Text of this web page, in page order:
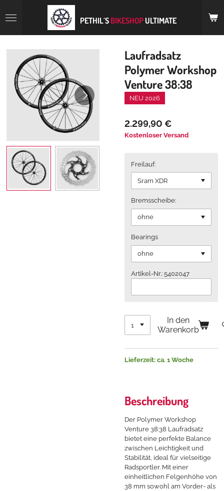
Hauptinhalt
PETHIL´S BIKESHOP ULTIMATE
Laufradsatz
Polymer Workshop
Venture 38:38
NEU 2026
2.299,90 €
Kostenloser Versand
Freilauf:
Bremsscheibe:
Bearings
Artikel-Nr.: 5402047
In den
Warenkorb
Lieferzeit: ca. 1 Woche
Beschreibung
Der Polymer Workshop
Venture 38:38 Laufradsatz
bietet eine perfekte Balance
zwischen Leichtigkeit und
Stabilität, ideal für vielseitige
Radsportler. Mit einer
einheitlichen Felgenhöhe von
38 mm sowohl am Vorder- als